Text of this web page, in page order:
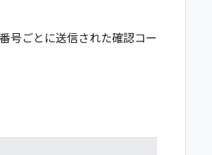
号ごとに送信された確認コー